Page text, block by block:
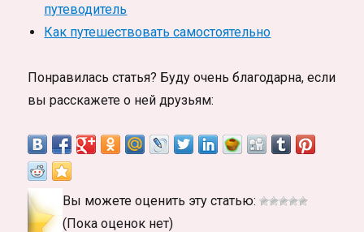
путеводитель
Как путешествовать самостоятельно
Понравилась статья? Буду очень благодарна, если
вы расскажете о ней друзьям:
Вы можете оценить эту статью:
(Пока оценок нет)